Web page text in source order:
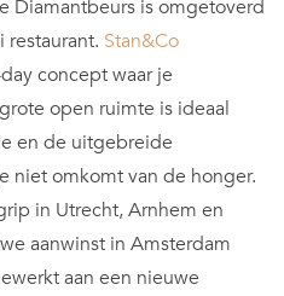
all
day
Diamantbeurs is omgetoverd
Stan&Co
concept waar je
open ruimte is ideaal
en de uitgebreide
niet omkomt van de honger.
in Utrecht, Arnhem en
aanwinst in Amsterdam
aan een nieuwe